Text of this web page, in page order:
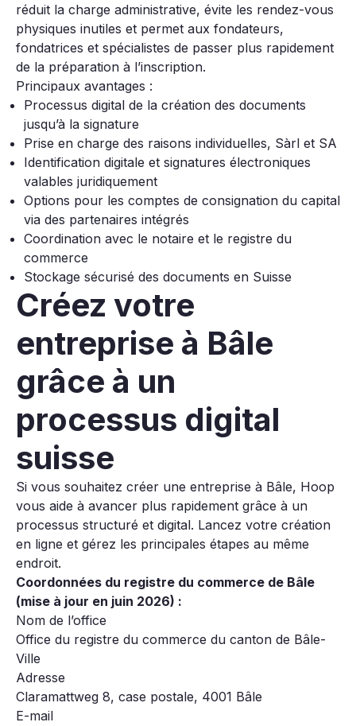
réduit la charge administrative, évite les rendez-vous
physiques inutiles et permet aux fondateurs,
fondatrices et spécialistes de passer plus rapidement
de la préparation à l’inscription.
Principaux avantages :
Processus digital de la création des documents
jusqu’à la signature
Prise en charge des raisons individuelles, Sàrl et SA
Identification digitale et signatures électroniques
valables juridiquement
Options pour les comptes de consignation du capital
via des partenaires intégrés
Coordination avec le notaire et le registre du
commerce
Stockage sécurisé des documents en Suisse
Créez votre
entreprise à Bâle
grâce à un
processus digital
suisse
Si vous souhaitez créer une entreprise à Bâle, Hoop
vous aide à avancer plus rapidement grâce à un
processus structuré et digital. Lancez votre création
en ligne et gérez les principales étapes au même
endroit.
Coordonnées du registre du commerce de Bâle
(mise à jour en juin 2026) :
Nom de l’office
Office du registre du commerce du canton de Bâle-
Ville
Adresse
Claramattweg 8, case postale, 4001 Bâle
E-mail